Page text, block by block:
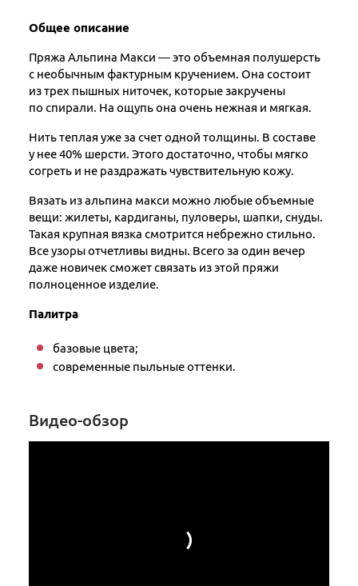
Общее описание
Пряжа Альпина Макси — это объемная полушерсть
с необычным фактурным кручением. Она состоит
из трех пышных ниточек, которые закручены
по спирали. На ощупь она очень нежная и мягкая.
Нить теплая уже за счет одной толщины. В составе
у нее 40% шерсти. Этого достаточно, чтобы мягко
согреть и не раздражать чувствительную кожу.
Вязать из альпина макси можно любые объемные
вещи: жилеты, кардиганы, пуловеры, шапки, снуды.
Такая крупная вязка смотрится небрежно стильно.
Все узоры отчетливы видны. Всего за один вечер
даже новичек сможет связать из этой пряжи
полноценное изделие.
Палитра
базовые цвета;
современные пыльные оттенки.
Видео-обзор